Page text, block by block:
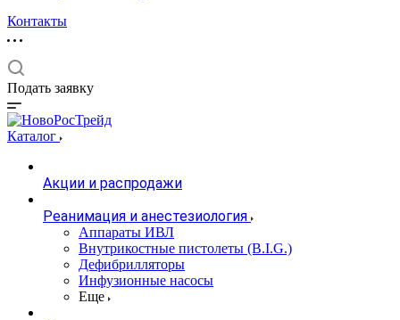
Контакты
Подать заявку
Каталог
Акции и распродажи
Реанимация и анестезиология
Аппараты ИВЛ
Внутрикостные пистолеты (B.I.G.)
Дефибрилляторы
Инфузионные насосы
Еще